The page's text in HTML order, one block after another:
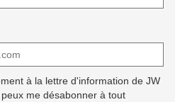
à la lettre d'information de JW
me désabonner à tout